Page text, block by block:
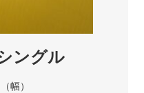
ングル
幅）